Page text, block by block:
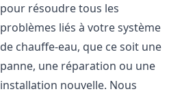
pour résoudre tous les
problèmes liés à votre système
de chauffe-eau, que ce soit une
panne, une réparation ou une
installation nouvelle. Nous